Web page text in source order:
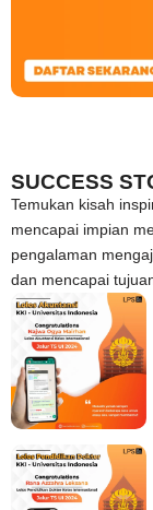
SUCCESS
Temukan kisah
mencapai impian
pengalaman
dan mencapai